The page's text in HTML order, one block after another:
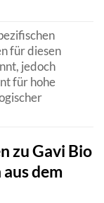
für diesen
jedoch
für hohe
zu Gavi Bio
dem